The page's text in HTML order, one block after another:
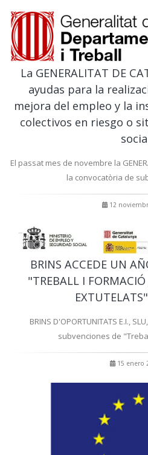
La GENERALITAT DE
ayudas para la
mejora del empleo y la
colectivos en riesgo o
El passat mes de novembre la
la convocatòria de
12
BRINS ACCEDE UN
"TREBALL I
BRINS D'OPORTUNITATS E.I.,
subvenciones de
15 enero